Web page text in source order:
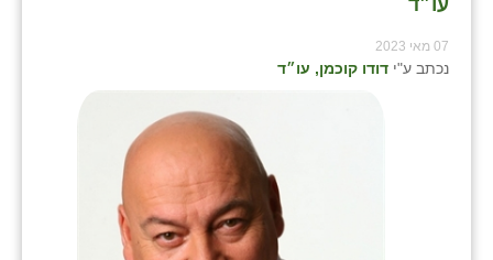
07 מאי 2023
נכתב ע"י דודו קוכמן, עו״ד